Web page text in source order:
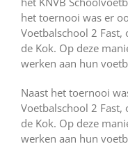
het toernooi was er
Voetbalschool 2
de Kok. Op deze
werken aan hun
Naast het toernooi
Voetbalschool 2
de Kok. Op deze
werken aan hun